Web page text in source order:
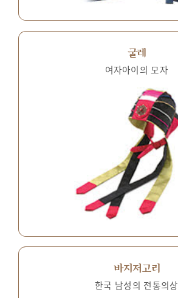
굴레
여자아이의 모자
바지저고리
한국 남성의 전통의상